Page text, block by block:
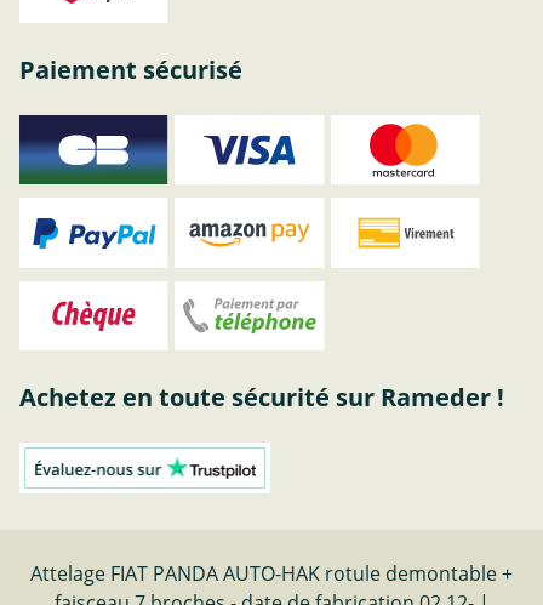
Paiement sécurisé
Achetez en toute sécurité sur Rameder !
Attelage FIAT PANDA AUTO-HAK rotule demontable +